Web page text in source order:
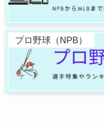
プロ野球（NPB）